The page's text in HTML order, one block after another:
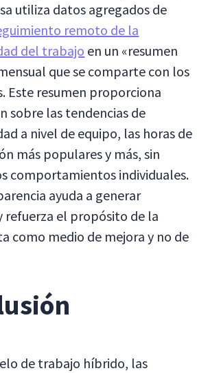
utiliza datos agregados de
remoto de la
del trabajo en un «resumen
que se comparte con los
Este resumen proporciona
sobre las tendencias de
a nivel de equipo, las horas de
más populares y más, sin
comportamientos individuales.
ayuda a generar
refuerza el propósito de la
como medio de mejora y no de
de trabajo híbrido, las